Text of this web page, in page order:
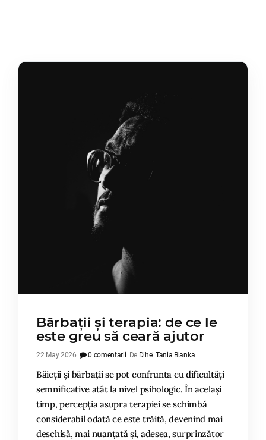
Bărbații și terapia: de ce le
este greu să ceară ajutor
22 May 2026 0 comentarii De Dihel Tania Blanka
Băieții și bărbații se pot confrunta cu dificultăți
semnificative atât la nivel psihologic. În același
timp, percepția asupra terapiei se schimbă
considerabil odată ce este trăită, devenind mai
deschisă, mai nuanțată și, adesea, surprinzător